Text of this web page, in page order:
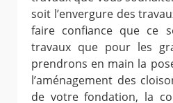
soit l’envergure des
faire confiance que ce
travaux que pour les
prendrons en main la
l’aménagement des
de votre fondation, la